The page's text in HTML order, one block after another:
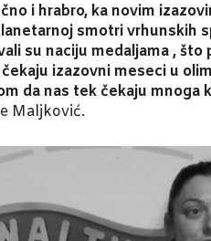
i hrabro, ka novim
smotri
su naciju medaljama ,
izazovni meseci u
da nas tek čekaju
Maljković.